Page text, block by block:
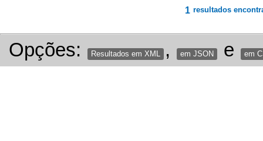
1 resultados
Opções: Resultados em XML , em JSON e em